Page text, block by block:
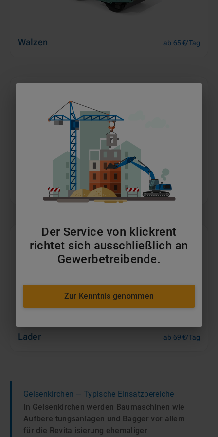
Walzen ab 65 €/Tag
Dumper ab 64 €/Tag
Lader ab 69 €/Tag
Gelsenkirchen — Typische Einsatzbereiche
In Gelsenkirchen werden Baumaschinen wie
Aufbereitungsanlagen und Bagger vor allem
für die Revitalisierung ehemaliger
Der Service von klickrent
richtet sich ausschließlich an
Gewerbetreibende.
Zur Kenntnis genommen